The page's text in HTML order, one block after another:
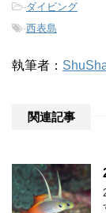
-ダイビング
-西表島
執筆者：
関連記事